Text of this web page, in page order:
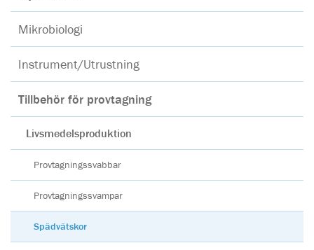
Mikrobiologi
Instrument/Utrustning
Tillbehör för provtagning
Livsmedelsproduktion
Provtagningssvabbar
Provtagningssvampar
Spädvätskor